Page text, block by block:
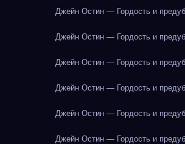
Джейн Остин — Гордость и
Джейн Остин — Гордость и
Джейн Остин — Гордость и
Джейн Остин — Гордость и
Джейн Остин — Гордость и
Джейн Остин — Гордость и